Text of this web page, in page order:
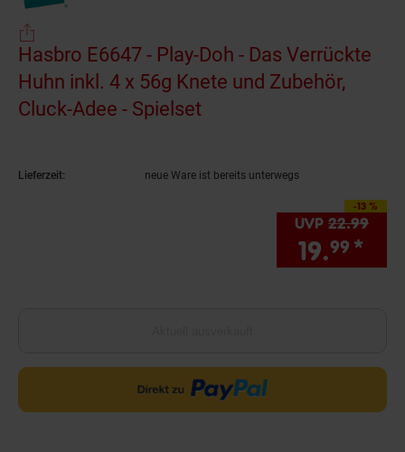
Hasbro E6647 - Play-Doh - Das Verrückte
Huhn inkl. 4 x 56g Knete und Zubehör,
Cluck-Adee - Spielset
Lieferzeit: neue Ware ist bereits unterwegs
-13 %
Sie Sparen 13
UVP 22.99
19.99 *